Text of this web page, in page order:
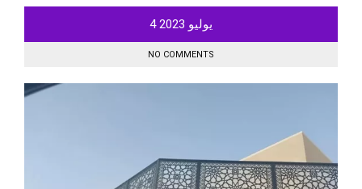
يوليو 4 2023
NO COMMENTS